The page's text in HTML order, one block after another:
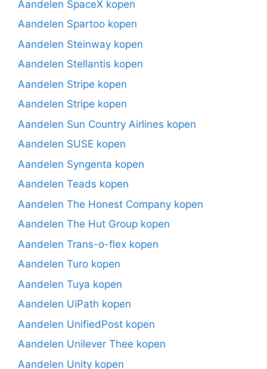
Aandelen SpaceX kopen
Aandelen Spartoo kopen
Aandelen Steinway kopen
Aandelen Stellantis kopen
Aandelen Stripe kopen
Aandelen Stripe kopen
Aandelen Sun Country Airlines kopen
Aandelen SUSE kopen
Aandelen Syngenta kopen
Aandelen Teads kopen
Aandelen The Honest Company kopen
Aandelen The Hut Group kopen
Aandelen Trans-o-flex kopen
Aandelen Turo kopen
Aandelen Tuya kopen
Aandelen UiPath kopen
Aandelen UnifiedPost kopen
Aandelen Unilever Thee kopen
Aandelen Unity kopen